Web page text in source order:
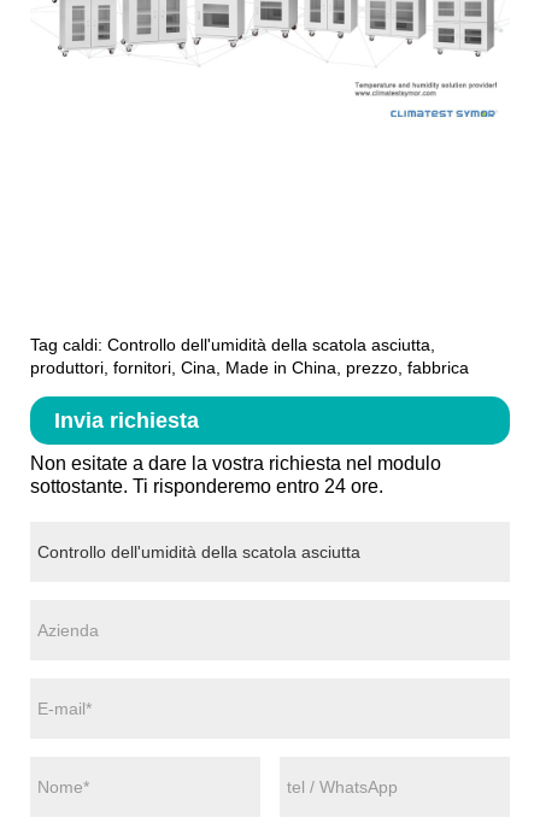
Tag caldi: Controllo dell'umidità della scatola asciutta,
produttori, fornitori, Cina, Made in China, prezzo, fabbrica
Invia richiesta
Non esitate a dare la vostra richiesta nel modulo
sottostante. Ti risponderemo entro 24 ore.